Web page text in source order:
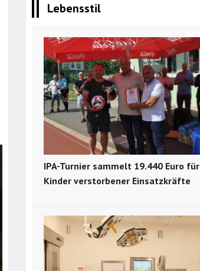
Lebensstil
IPA-Turnier sammelt 19.440 Euro für
Kinder verstorbener Einsatzkräfte